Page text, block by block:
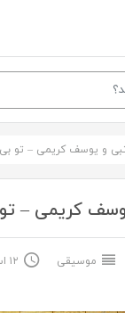
و یوسف کریمی – تو
کریمی –
موسیقی ۱۲ اسفند ۱۳۹۸